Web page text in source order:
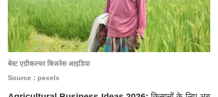
बेस्ट एग्रीकल्चर बिजनेस आइडिया
Source : pexels